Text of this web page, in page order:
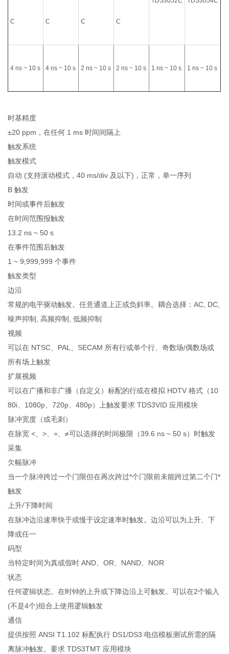
C C C C
4 ns ~ 10 s 4 ns ~ 10 s 2 ns ~ 10 s 2 ns ~ 10 s 1 ns ~ 10 s 1 ns ~ 10 s
时基精度
±20 ppm，在任何 1 ms 时间间隔上
触发系统
触发模式
自动 (支持滚动模式，40 ms/div 及以下)，正常，单一序列
B 触发
时间或事件后触发
在时间范围报触发
13.2 ns ~ 50 s
在事件范围后触发
1 ~ 9,999,999 个事件
触发类型
边沿
常规的电平驱动触发。任意通道上正或负斜率。耦合选择：AC, DC,
噪声抑制, 高频抑制, 低频抑制
视频
可以在 NTSC、PAL、SECAM 所有行或单个行、奇数场/偶数场或
所有场上触发
扩展视频
可以在广播和非广播（自定义）标配的行或在模拟 HDTV 格式（10
80i、1080p、720p、480p）上触发要求 TDS3VID 应用模块
脉冲宽度（或毛刺）
在脉宽 <、>、=、≠可以选择的时间极限（39.6 ns ~ 50 s）时触发
采集
欠幅脉冲
当一个脉冲跨过一个门限但在再次跨过*个门限前未能跨过第二个门*
触发
上升/下降时间
在脉冲边沿速率快于或慢于设定速率时触发。边沿可以为上升、下
降或任一
码型
当特定时间为真或假时 AND、OR、NAND、NOR
状态
任何逻辑状态。在时钟的上升或下降边沿上可触发。可以在2个输入
(不是4个)组合上使用逻辑触发
通信
提供按照 ANSI T1.102 标配执行 DS1/DS3 电信模板测试所需的隔
离脉冲触发。要求 TDS3TMT 应用模块